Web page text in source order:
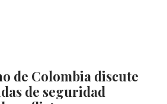
de Colombia discute
de seguridad